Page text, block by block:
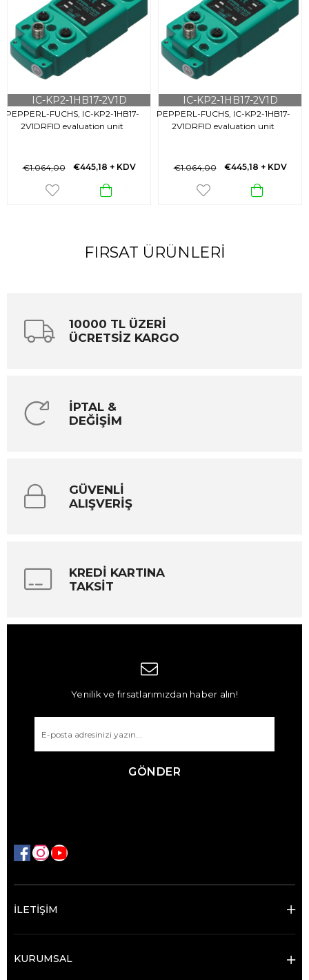
PEPPERL-FUCHS, IC-KP2-1HB17-
2V1DRFID evaluation unit
IC-KP2-1HB17-2V1D
€445,18 + KDV
€1.064,00
PEPPERL-FUCHS, IC-KP2-1HB17-
2V1DRFID evaluation unit
IC-KP2-1HB17-2V1D
€445,18 + KDV
€1.064,00
FIRSAT ÜRÜNLERI
10000 TL ÜZERİ
ÜCRETSİZ KARGO
İPTAL &
DEĞİŞİM
GÜVENLİ
ALIŞVERİŞ
KREDİ KARTINA
TAKSİT
Yenilik ve fırsatlarımızdan haber alın!
GÖNDER
İLETİŞİM
KURUMSAL